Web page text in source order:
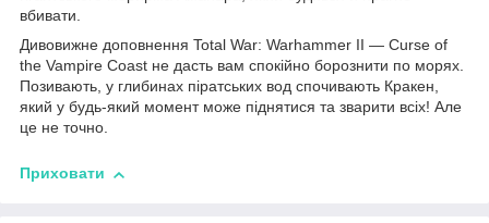
вбивати.
Дивовижне доповнення Total War: Warhammer II — Curse of
the Vampire Coast не дасть вам спокійно борознити по морях.
Позивають, у глибинах піратських вод спочивають Кракен,
який у будь-який момент може піднятися та зварити всіх! Але
це не точно.
Приховати